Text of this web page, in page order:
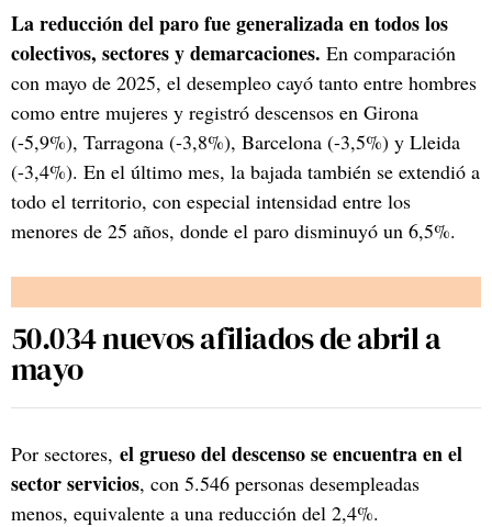
La reducción del paro fue generalizada en todos los
colectivos, sectores y demarcaciones. En comparación
con mayo de 2025, el desempleo cayó tanto entre hombres
como entre mujeres y registró descensos en Girona
(-5,9%), Tarragona (-3,8%), Barcelona (-3,5%) y Lleida
(-3,4%). En el último mes, la bajada también se extendió a
todo el territorio, con especial intensidad entre los
menores de 25 años, donde el paro disminuyó un 6,5%.
50.034 nuevos afiliados de abril a
mayo
Por sectores, el grueso del descenso se encuentra en el
sector servicios, con 5.546 personas desempleadas
menos, equivalente a una reducción del 2,4%.